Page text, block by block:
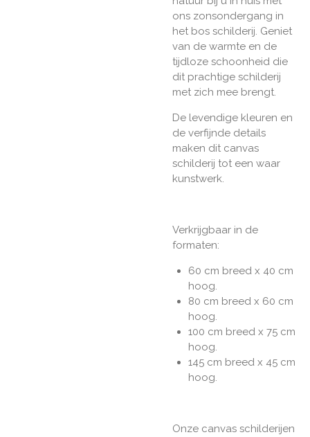
ons zonsondergang in
het bos schilderij. Geniet
van de warmte en de
tijdloze schoonheid die
dit prachtige schilderij
met zich mee brengt.
De levendige kleuren en
de verfijnde details
maken dit canvas
schilderij tot een waar
kunstwerk.
Verkrijgbaar in de
formaten:
60 cm breed x 40 cm
hoog.
80 cm breed x 60 cm
hoog.
100 cm breed x 75 cm
hoog.
145 cm breed x 45 cm
hoog.
Onze canvas schilderijen